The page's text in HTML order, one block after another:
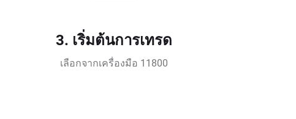
3. เริ่มต้นการเทรด
เลือกจากเครื่องมือ 11800